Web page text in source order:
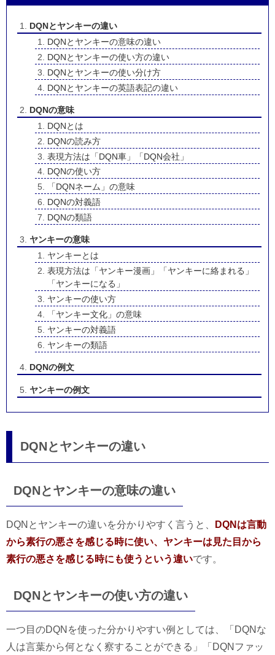
DQNとヤンキーの違い
DQNとヤンキーの意味の違い
DQNとヤンキーの使い方の違い
DQNとヤンキーの使い分け方
DQNとヤンキーの英語表記の違い
DQNの意味
DQNとは
DQNの読み方
表現方法は「DQN車」「DQN会社」
DQNの使い方
「DQNネーム」の意味
DQNの対義語
DQNの類語
ヤンキーの意味
ヤンキーとは
表現方法は「ヤンキー漫画」「ヤンキーに絡まれる」
「ヤンキーになる」
ヤンキーの使い方
「ヤンキー文化」の意味
ヤンキーの対義語
ヤンキーの類語
DQNの例文
ヤンキーの例文
DQNとヤンキーの違い
DQNとヤンキーの意味の違い
DQNとヤンキーの違いを分かりやすく言うと、
DQNは言動
から素行の悪さを感じる時に使い、ヤンキーは見た目から
素行の悪さを感じる時にも使うという違いです。
DQNとヤンキーの使い方の違い
一つ目のDQNを使った分かりやすい例としては、「DQNな
人は言葉から何となく察することができる」「DQNファッ